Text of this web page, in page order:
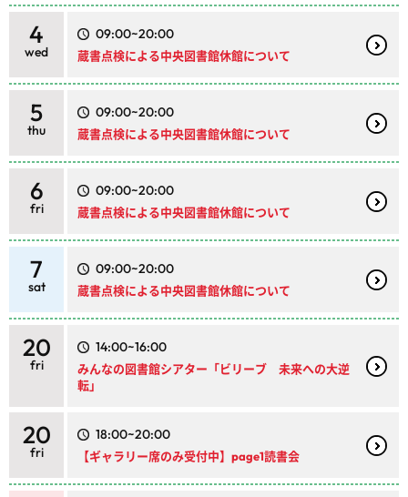
4
wed
09:00~20:00
蔵書点検による中央図書館休館について
5
thu
09:00~20:00
蔵書点検による中央図書館休館について
6
fri
09:00~20:00
蔵書点検による中央図書館休館について
7
sat
09:00~20:00
蔵書点検による中央図書館休館について
20
fri
14:00~16:00
みんなの図書館シアター「ビリーブ 未来への大逆
転」
20
fri
18:00~20:00
【ギャラリー席のみ受付中】page1読書会